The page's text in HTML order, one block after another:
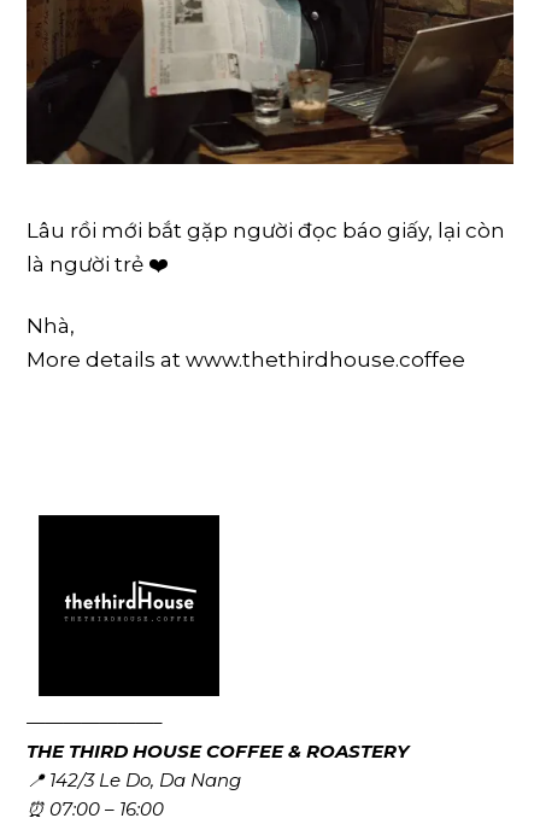
Lâu rồi mới bắt gặp người đọc báo giấy, lại còn
là người trẻ ❤️
Nhà,
More details at www.thethirdhouse.coffee
———————–
THE THIRD HOUSE COFFEE & ROASTERY
📍 142/3 Le Do, Da Nang
⏰ 07:00 – 16:00